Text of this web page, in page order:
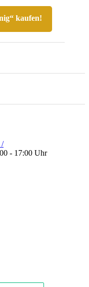
kaufen!
/
- 17:00 Uhr